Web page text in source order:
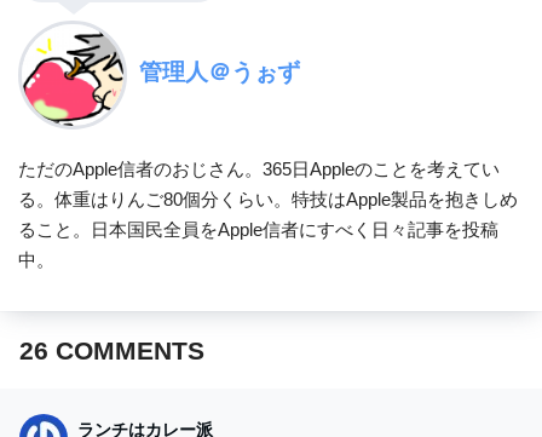
管理人＠うぉず
ただのApple信者のおじさん。365日Appleのことを考えてい
る。体重はりんご80個分くらい。特技はApple製品を抱きしめ
ること。日本国民全員をApple信者にすべく日々記事を投稿
中。
26 COMMENTS
ランチはカレー派